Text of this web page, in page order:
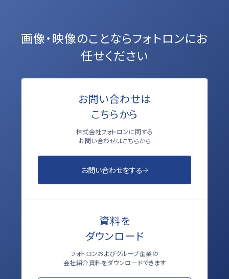
画像・映像のことならフォトロンにお
任せください
お問い合わせは
こちらから
株式会社フォトロンに関する
お問い合わせはこちらから
お問い合わせをする
資料を
ダウンロード
フォトロンおよびグループ企業の
会社紹介資料をダウンロードできます